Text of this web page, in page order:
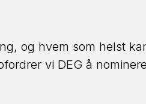
og hvem som helst
vi DEG å